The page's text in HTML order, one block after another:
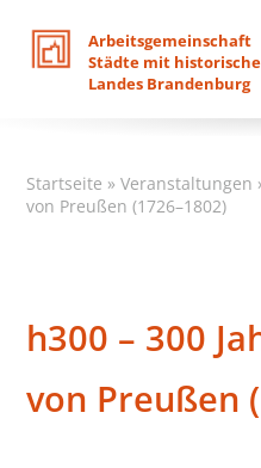
Arbeitsgemeinschaft
Städte mit
Landes Brandenburg
Startseite »Veranstaltungen
von Preußen (1726–1802)
h300 – 300
von Preußen